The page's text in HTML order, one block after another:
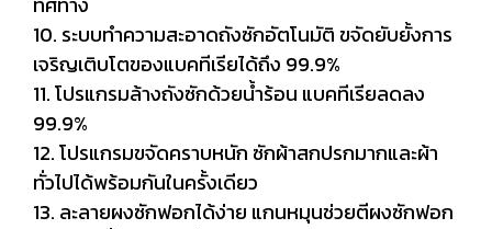
10. ระบบทำความสะอาดถังซักอัตโนมัติ ขจัดยับยั้งการ
เจริญเติบโตของแบคทีเรียได้ถึง 99.9%
11. โปรแกรมล้างถังซักด้วยน้ำร้อน แบคทีเรียลดลง
99.9%
12. โปรแกรมขจัดคราบหนัก ซักผ้าสกปรกมากและผ้า
ทั่วไปได้พร้อมกันในครั้งเดียว
13. ละลายผงซักฟอกได้ง่าย แกนหมุนช่วยตีผงซักฟอก